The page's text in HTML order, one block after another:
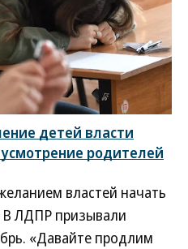
детей власти
родителей
властей начать
В ЛДПР призывали
«Давайте продлим